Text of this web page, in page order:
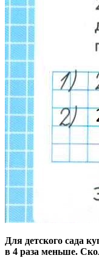
Для детского сада
в 4 раза меньше.